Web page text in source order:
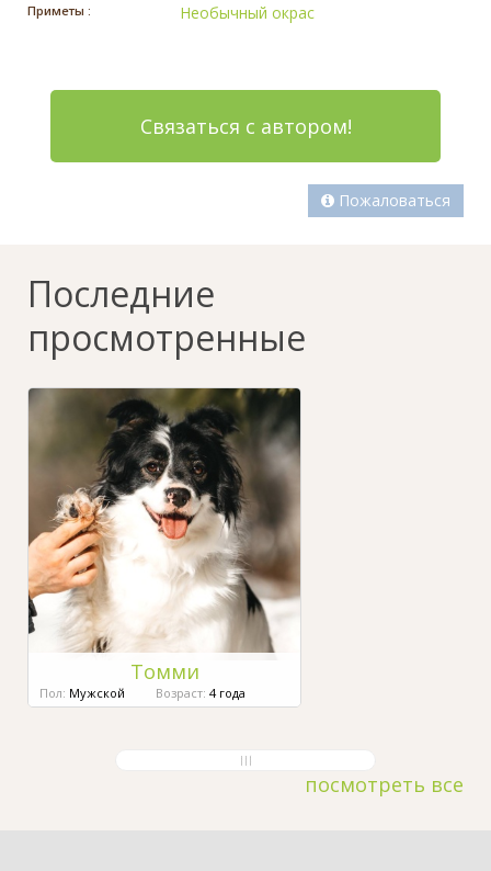
Приметы : Необычный окрас
Связаться с автором!
Пожаловаться
Последние
просмотренные
Томми
Пол: Мужской Возраст: 4 года
посмотреть все